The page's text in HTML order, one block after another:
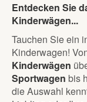
Entdecken Sie
Kinderwägen...
Tauchen Sie ein
Kinderwagen!
Kinderwägen
Sportwagen bis
die Auswahl